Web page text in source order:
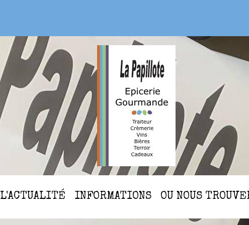
L'ACTUALITÉ INFORMATIONS OU NOUS